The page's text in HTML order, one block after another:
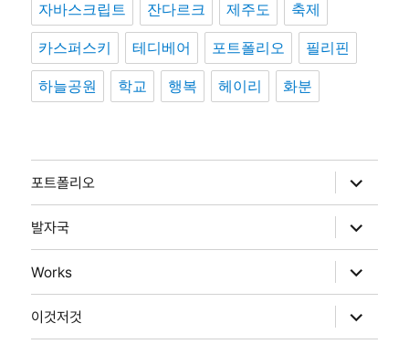
자바스크립트 잔다르크 제주도 축제
카스퍼스키 테디베어 포트폴리오 필리핀
하늘공원 학교 행복 헤이리 화분
포트폴리오
위
메
뉴
확
장
발자국
위
메
뉴
확
장
Works
위
메
뉴
확
장
이것저것
위